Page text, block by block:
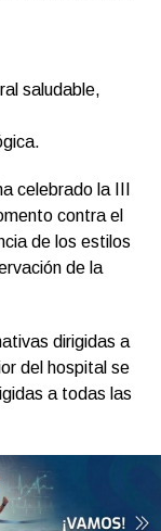
saludable,
celebrado la III
contra el
de los estilos
de la
dirigidas a
del hospital se
a todas las